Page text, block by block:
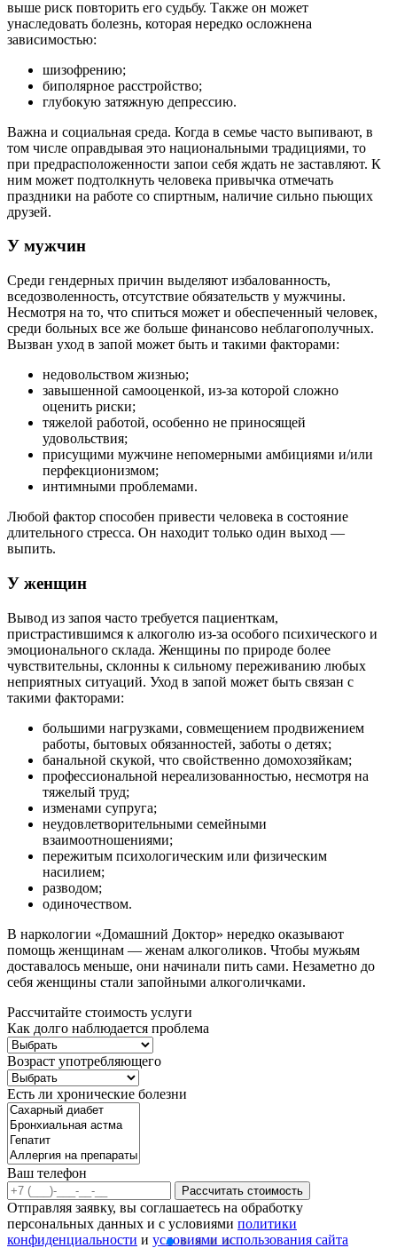
выше риск повторить его судьбу. Также он может
унаследовать болезнь, которая нередко осложнена
зависимостью:
шизофрению;
биполярное расстройство;
глубокую затяжную депрессию.
Важна и социальная среда. Когда в семье часто выпивают, в
том числе оправдывая это национальными традициями, то
при предрасположенности запои себя ждать не заставляют. К
ним может подтолкнуть человека привычка отмечать
праздники на работе со спиртным, наличие сильно пьющих
друзей.
У мужчин
Среди гендерных причин выделяют избалованность,
вседозволенность, отсутствие обязательств у мужчины.
Несмотря на то, что спиться может и обеспеченный человек,
среди больных все же больше финансово неблагополучных.
Вызван уход в запой может быть и такими факторами:
недовольством жизнью;
завышенной самооценкой, из-за которой сложно
оценить риски;
тяжелой работой, особенно не приносящей
удовольствия;
присущими мужчине непомерными амбициями и/или
перфекционизмом;
интимными проблемами.
Любой фактор способен привести человека в состояние
длительного стресса. Он находит только один выход —
выпить.
У женщин
Вывод из запоя часто требуется пациенткам,
пристрастившимся к алкоголю из-за особого психического и
эмоционального склада. Женщины по природе более
чувствительны, склонны к сильному переживанию любых
неприятных ситуаций. Уход в запой может быть связан с
такими факторами:
большими нагрузками, совмещением продвижением
работы, бытовых обязанностей, заботы о детях;
банальной скукой, что свойственно домохозяйкам;
профессиональной нереализованностью, несмотря на
тяжелый труд;
изменами супруга;
неудовлетворительными семейными
взаимоотношениями;
пережитым психологическим или физическим
насилием;
разводом;
одиночеством.
В наркологии «Домашний Доктор» нередко оказывают
помощь женщинам — женам алкоголиков. Чтобы мужьям
доставалось меньше, они начинали пить сами. Незаметно до
себя женщины стали запойными алкоголичками.
Рассчитайте стоимость услуги
Как долго наблюдается проблема
Возраст употребляющего
Есть ли хронические болезни
Ваш телефон
Рассчитать стоимость
Отправляя заявку, вы соглашаетесь на обработку
персональных данных и с условиями политики
конфиденциальности и условиями использования сайта